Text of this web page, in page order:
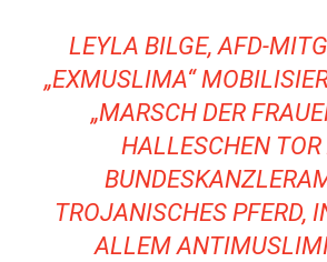
LEYLA BILGE, AFD-
„EXMUSLIMA“
„MARSCH DER
HALLESCHEN
TROJANISCHES PFERD,
ALLEM